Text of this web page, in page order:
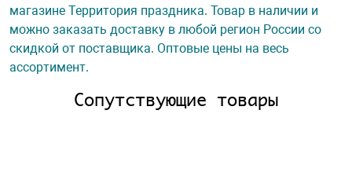
магазине Территория праздника. Товар в наличии и
можно заказать доставку в любой регион России со
скидкой от поставщика. Оптовые цены на весь
ассортимент.
Сопутствующие товары